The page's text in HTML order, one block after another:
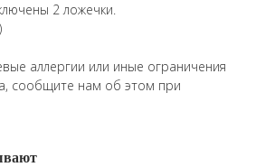
2 ложечки.
аллергии или иные ограничения
сообщите нам об этом при